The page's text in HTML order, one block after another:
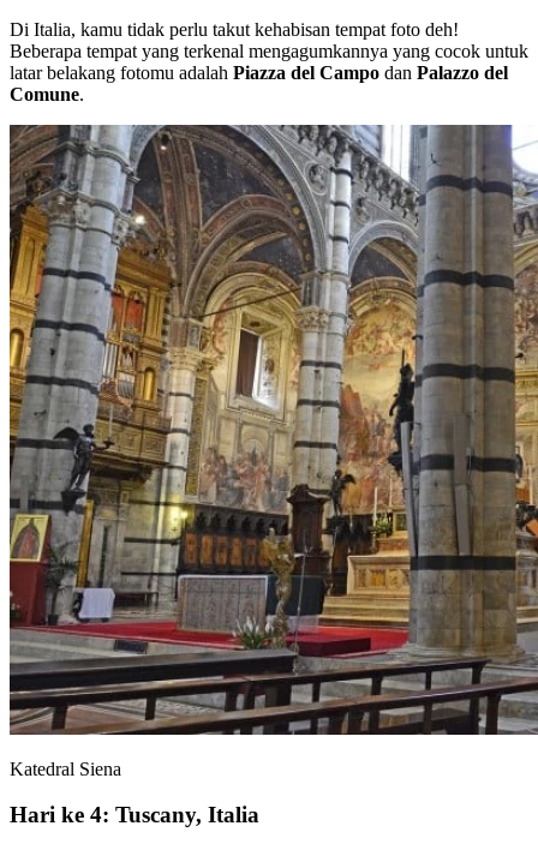
Di Italia, kamu tidak perlu takut kehabisan tempat foto deh!
Beberapa tempat yang terkenal mengagumkannya yang cocok untuk
latar belakang fotomu adalah Piazza del Campo dan Palazzo del
Comune.
Katedral Siena
Hari ke 4: Tuscany, Italia